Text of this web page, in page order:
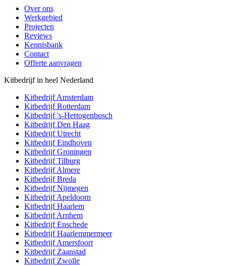
Over ons
Werkgebied
Projecten
Reviews
Kennisbank
Contact
Offerte aanvragen
Kitbedrijf in heel Nederland
KitbedrijfAmsterdam
KitbedrijfRotterdam
Kitbedrijf's-Hertogenbosch
KitbedrijfDen Haag
KitbedrijfUtrecht
KitbedrijfEindhoven
KitbedrijfGroningen
KitbedrijfTilburg
KitbedrijfAlmere
KitbedrijfBreda
KitbedrijfNijmegen
KitbedrijfApeldoorn
KitbedrijfHaarlem
KitbedrijfArnhem
KitbedrijfEnschede
KitbedrijfHaarlemmermeer
KitbedrijfAmersfoort
Kitbedrijf Zaanstad
Kitbedrijf Zwolle